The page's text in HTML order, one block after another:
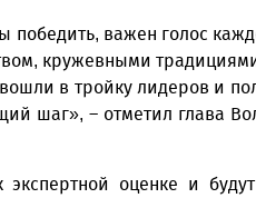
победить, важен голос
кружевными
в тройку лидеров и
шаг», – отметил глава
экспертной оценке и